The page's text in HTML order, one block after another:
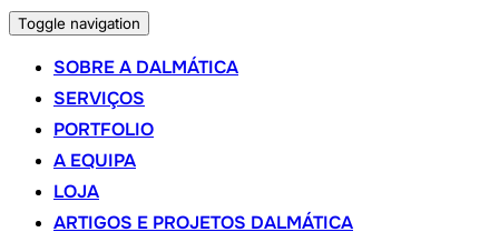
Toggle navigation
SOBRE A DALMÁTICA
SERVIÇOS
PORTFOLIO
A EQUIPA
LOJA
ARTIGOS E PROJETOS DALMÁTICA